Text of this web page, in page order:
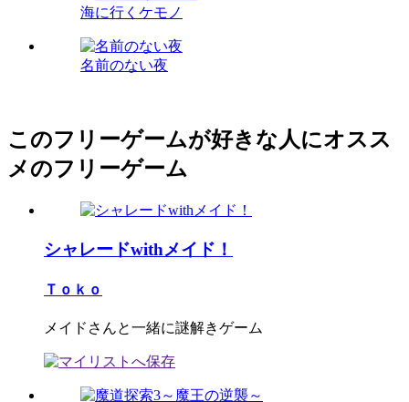
海に行くケモノ
名前のない夜
このフリーゲームが好きな人にオスス
メのフリーゲーム
シャレードwithメイド！
Ｔｏｋｏ
メイドさんと一緒に謎解きゲーム